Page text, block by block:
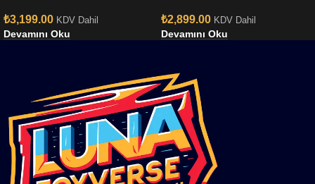
₺3,199.00 KDV Dahil
Devamını Oku
₺2,899.00 KDV Dahil
Devamını Oku